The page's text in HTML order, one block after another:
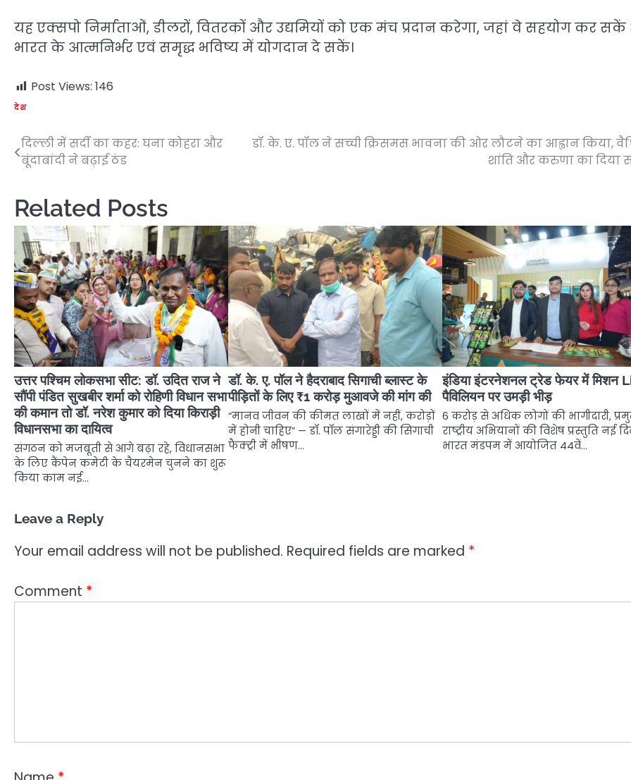
यह एक्सपो निर्माताओं, डीलरों, वितरकों और उद्यमियों को एक मंच प्रदान करेगा, जहां वे सहयोग कर
भारत के आत्मनिर्भर एवं समृद्ध भविष्य में योगदान दे सकें।
Post Views: 146
देश
Post
navigation
दिल्ली में सर्दी का कहर: घना कोहरा और
बूंदाबांदी ने बढ़ाई ठंड
डॉ. के. ए. पॉल ने सच्ची क्रिसमस भावना की ओर लौटने का आह्वान किया,
शांति और करुणा का दिया
Related Posts
उत्तर पश्चिम लोकसभा सीट: डॉ. उदित राज ने
सौंपी पंडित सुखबीर शर्मा को रोहिणी विधान सभा
की कमान तो डॉ. नरेश कुमार को दिया किराड़ी
विधानसभा का दायित्व
संगठन को मजबूती से आगे बढ़ा रहे, विधानसभा
के लिए कैंपेन कमेटी के चैयरमेन चुनने का शुरू
किया काम नई…
डॉ. के. ए. पॉल ने हैदराबाद सिगाची ब्लास्ट के
पीड़ितों के लिए ₹1 करोड़ मुआवजे की मांग की
“मानव जीवन की कीमत लाखों में नहीं, करोड़ों
में होनी चाहिए” — डॉ. पॉल संगारेड्डी की सिगाची
फैक्ट्री में भीषण…
इंडिया इंटरनेशनल ट्रेड फेयर में मिशन
पैविलियन पर उमड़ी भीड़
6 करोड़ से अधिक लोगों की भागीदारी,
राष्ट्रीय अभियानों की विशेष प्रस्तुति नई
भारत मंडपम में आयोजित 44वें…
Leave a Reply
Your email address will not be published. Required fields are marked *
Comment *